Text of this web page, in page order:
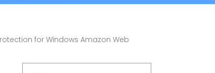
for Windows Amazon Web